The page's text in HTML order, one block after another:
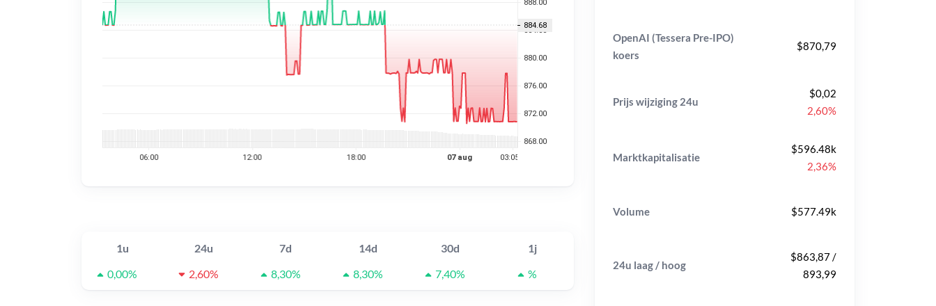
1u 24u 7d 14d 30d
1j
0,00%
2,60% 8,30% 8,30% 7,40% %
OpenAI (Tessera Pre-IPO)
koers
$870,79
Prijs wijziging 24u
$0,02
2,60%
Marktkapitalisatie
$596.48k
2,36%
Volume $577.49k
24u laag / hoog
$863,87 /
893,99